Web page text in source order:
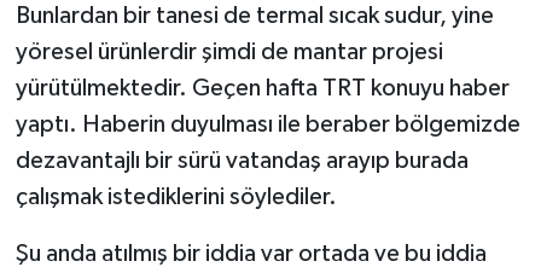
Bunlardan bir tanesi de termal sıcak sudur, yine
yöresel ürünlerdir şimdi de mantar projesi
yürütülmektedir. Geçen hafta TRT konuyu haber
yaptı. Haberin duyulması ile beraber bölgemizde
dezavantajlı bir sürü vatandaş arayıp burada
çalışmak istediklerini söylediler.
Şu anda atılmış bir iddia var ortada ve bu iddia